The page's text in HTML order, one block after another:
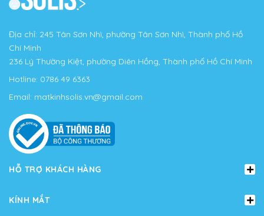
Địa chỉ: 245 Tân Sơn Nhì, phường Tân Sơn Nhì, Thành phố Hồ
Chí Minh
236 Lý Thường Kiệt, phường Diên Hồng, Thành phố Hồ Chí Minh
Hotline: 0786 49 6363
Email: matkinhsolis.vn@gmail.com
HỖ TRỢ KHÁCH HÀNG
KÍNH MẮT